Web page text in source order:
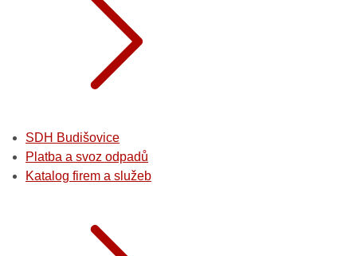
SDH Budišovice
Platba a svoz odpadů
Katalog firem a služeb